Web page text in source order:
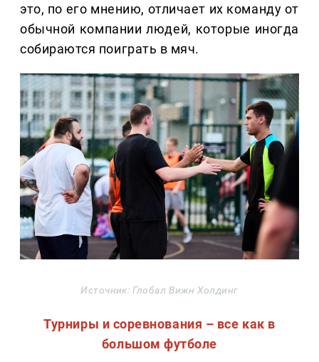
это, по его мнению, отличает их команду от
обычной компании людей, которые иногда
собираются поиграть в мяч.
Источник: Глобал Вижн Холдинг
Турниры и соревнования – все как в
большом футболе